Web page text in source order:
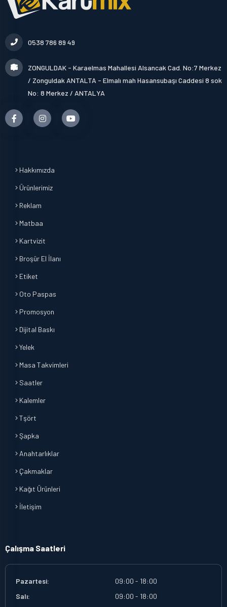
0538 786 89 49
ZONGULDAK - Karaelmas Mahallesi Alsancak Cad. No:7 Merkez
/ Zonguldak ANTALTA - Elmalı mah Hasansubaşı Caddesi 8 sok
No: 8 Merkez / ANTALYA
Hakkımızda
Ürünlerimiz
Reklam
Matbaa
Kartvizit
Broşür El İlanı
Etiket
Oto Paspas
Promosyon
Dijital Baskı
Yelek
Masa Takvimleri
Saatler
Kalemler
Tşört
Şapka
Anahtarlıklar
Çakmaklar
Kağıt Ürünleri
İletişim
Çalışma Saatleri
Pazartesi:
09:00 - 18:00
Salı:
09:00 - 18:00